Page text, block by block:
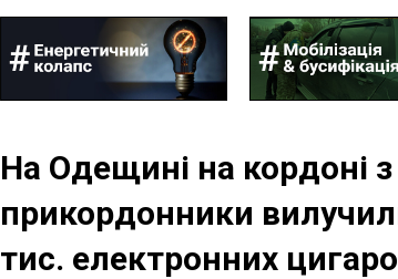
На Одещині на кордоні
прикордонники
тис. електронних